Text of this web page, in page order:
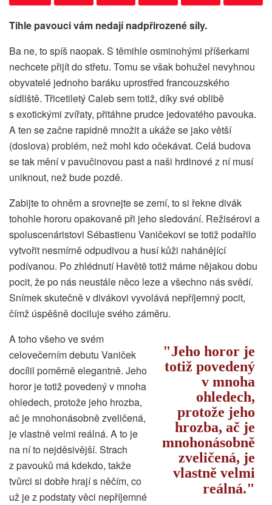
Tihle pavouci vám nedají nadpřirozené síly.
Ba ne, to spíš naopak. S těmihle osminohými příšerkami
nechcete přijít do střetu. Tomu se však bohužel nevyhnou
obyvatelé jednoho baráku uprostřed francouzského
sídliště. Třicetiletý Caleb sem totiž, díky své oblibě
s exotickými zvířaty, přitáhne prudce jedovatého pavouka.
A ten se začne rapidně množit a ukáže se jako větší
(doslova) problém, než mohl kdo očekávat. Celá budova
se tak mění v pavučinovou past a naši hrdinové z ní musí
uniknout, než bude pozdě.
Zabijte to ohněm a srovnejte se zemí, to si řekne divák
tohohle hororu opakovaně při jeho sledování. Režisérovi a
spoluscenáristovi Sébastienu Vaničekovi se totiž podařilo
vytvořit nesmírně odpudivou a husí kůži nahánějící
podívanou. Po zhlédnutí Havětě totiž máme nějakou dobu
pocit, že po nás neustále něco leze a všechno nás svědí.
Snímek skutečně v divákovi vyvolává nepříjemný pocit,
čímž úspěšně dociluje svého záměru.
Jeho horor je
totiž povedený
v mnoha
ohledech,
protože jeho
hrozba, ač je
mnohonásobně
zveličená, je
vlastně velmi
reálná.
A toho všeho ve svém
celovečerním debutu Vaniček
docílil poměrně elegantně. Jeho
horor je totiž povedený v mnoha
ohledech, protože jeho hrozba,
ač je mnohonásobně zveličená,
je vlastně velmi reálná. A to je
na ní to nejděsivější. Strach
z pavouků má kdekdo, takže
tvůrci si dobře hrají s něčím, co
už je z podstaty věci nepříjemné